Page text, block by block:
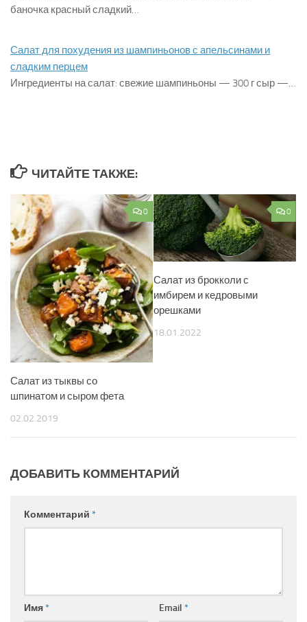
баночка красный сладкий…
Салат для похудения из шампиньонов с апельсинами и
сладким перцем
Ингредиенты на салат: свежие шампиньоны — 300 г сыр —…
ЧИТАЙТЕ ТАКЖЕ:
0
Салат из тыквы со
шпинатом и сыром фета
02.02.2019
0
Салат из брокколи с
имбирем и кедровыми
орешками
18.01.2022
ДОБАВИТЬ КОММЕНТАРИЙ
Комментарий *
Имя* Email *